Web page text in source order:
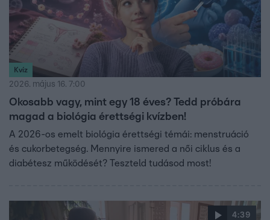
Kvíz
2026. május 16. 7:00
Okosabb vagy, mint egy 18 éves? Tedd próbára
magad a biológia érettségi kvízben!
A 2026-os emelt biológia érettségi témái: menstruáció
és cukorbetegség. Mennyire ismered a női ciklus és a
diabétesz működését? Teszteld tudásod most!
4:39